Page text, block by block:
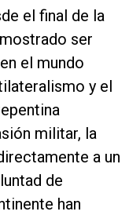
el final de la
ser
el mundo
y el
militar, la
a un
de
han